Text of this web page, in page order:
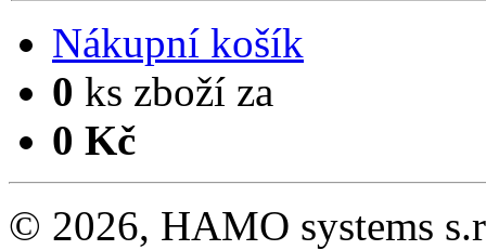
Nákupní košík
0 ks zboží za
0 Kč
© 2026, HAMO systems